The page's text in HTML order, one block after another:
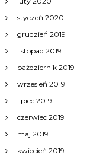
styczeń 2020
grudzień 2019
listopad 2019
październik 2019
wrzesień 2019
lipiec 2019
czerwiec 2019
maj 2019
kwiecień 2019